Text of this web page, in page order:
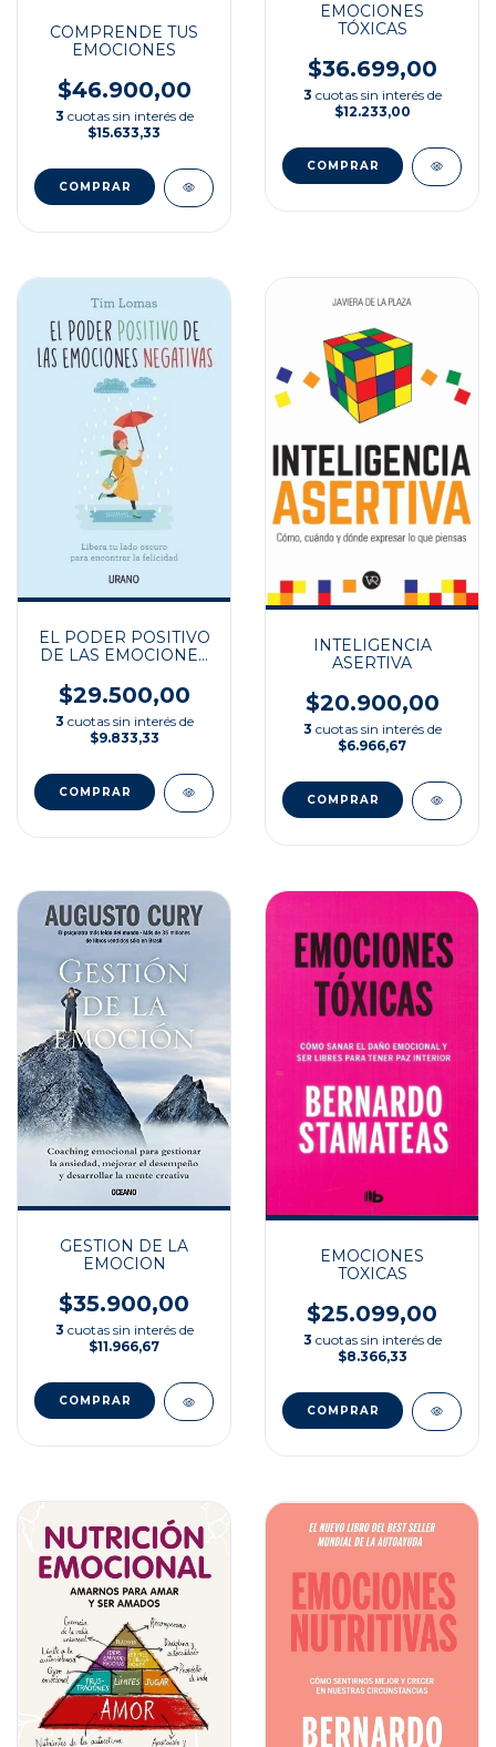
COMPRENDE TUS
EMOCIONES
$46.900,00
3 cuotas sin interés de
$15.633,33
EMOCIONES
TÓXICAS
$36.699,00
3 cuotas sin interés de
$12.233,00
EL PODER POSITIVO
DE LAS EMOCIONES
$29.500,00
3 cuotas sin interés de
$9.833,33
INTELIGENCIA
ASERTIVA
$20.900,00
3 cuotas sin interés de
$6.966,67
GESTION DE LA
EMOCION
$35.900,00
3 cuotas sin interés de
$11.966,67
EMOCIONES
TOXICAS
$25.099,00
3 cuotas sin interés de
$8.366,33